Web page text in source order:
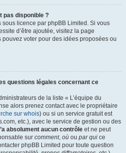
pas disponible ?
licence par phpBB Limited. Si vous
d’être ajoutée, visitez la page
voter pour des idées proposées ou
questions légales concernant ce
de la liste « L’équipe du
alors prenez contact avec le propriétaire
sur whois) ou si un service gratuit est
etc.), avec le service de gestion ou des
absolument aucun contrôle et ne peut
sur comment, où ou par qui ce
phpBB Limited pour toute question